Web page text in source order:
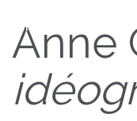
AnnedeBZH
Anne